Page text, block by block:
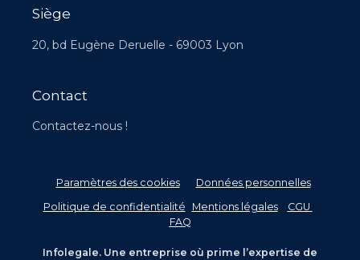
Siège
20, bd Eugène Deruelle - 69003 Lyon
Contact
Contactez-nous !
Paramètres des cookies Données personnelles
Politique de confidentialité
Mentions légales CGU
FAQ
Infolegale. Une entreprise où prime l’expertise de